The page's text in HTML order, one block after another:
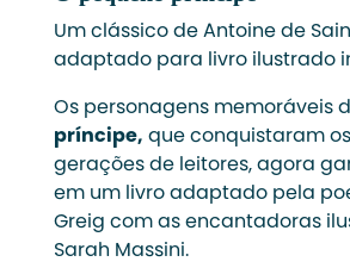
Um clássico de Antoine de
adaptado para livro ilustrado
Os personagens memoráveis
príncipe, que conquistaram
gerações de leitores, agora
em um livro adaptado pela
Greig com as encantadoras
Sarah Massini.